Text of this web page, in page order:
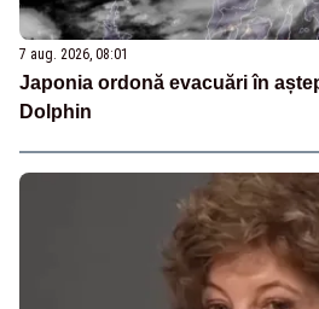
7 aug. 2026, 08:01
Japonia ordonă evacuări în
Dolphin